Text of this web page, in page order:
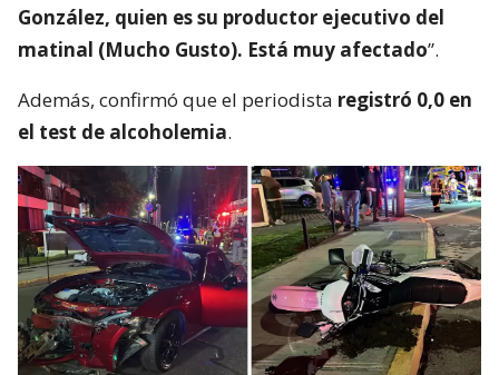
En medio del programa de Chilevisión,Francisca
directamente con el periodista. “Él está bien,
está con su mamá, está con Juan Pablo
González, quien es su productor ejecutivo del
matinal (Mucho Gusto). Está muy afectado”.
Además, confirmó que el periodistaregistró 0,0 en
el test de alcoholemia.